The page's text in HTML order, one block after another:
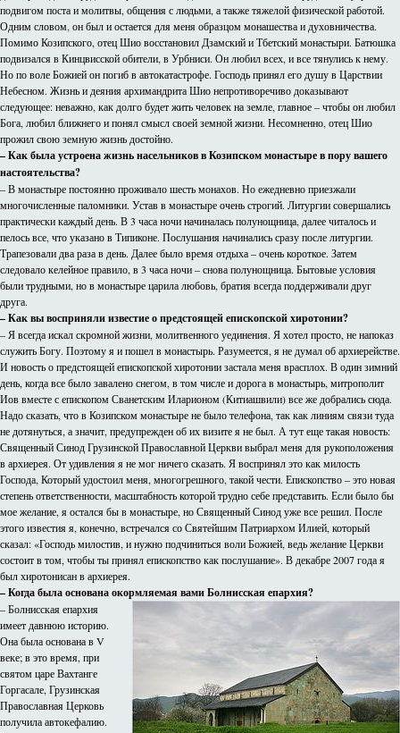
подвигом поста и молитвы, общения с людьми, а также тяжелой физической работой.
Одним словом, он был и остается для меня образцом монашества и духовничества.
Помимо Козипского, отец Шио восстановил Дзамский и Тбетский монастыри. Батюшка
подвизался в Кинцвисской обители, в Урбниси. Он любил всех, и все тянулись к нему.
Но по воле Божией он погиб в автокатастрофе. Господь принял его душу в Царствии
Небесном. Жизнь и деяния архимандрита Шио непротиворечиво доказывают
следующее: неважно, как долго будет жить человек на земле, главное – чтобы он любил
Бога, любил ближнего и понял смысл своей земной жизни. Несомненно, отец Шио
прожил свою земную жизнь достойно.
– Как была устроена жизнь насельников в Козипском монастыре в пору вашего
настоятельства?
– В монастыре постоянно проживало шесть монахов. Но ежедневно приезжали
многочисленные паломники. Устав в монастыре очень строгий. Литургии совершались
практически каждый день. В 3 часа ночи начиналась полунощница, далее читалось и
пелось все, что указано в Типиконе. Послушания начинались сразу после литургии.
Трапезовали два раза в день. Далее было время отдыха – очень короткое. Затем
следовало келейное правило, в 3 часа ночи – снова полунощница. Бытовые условия
были трудными, но в монастыре царила любовь, братия всегда поддерживали друг
друга.
– Как вы восприняли известие о предстоящей епископской хиротонии?
– Я всегда искал скромной жизни, молитвенного уединения. Я хотел просто, не напоказ
служить Богу. Поэтому я и пошел в монастырь. Разумеется, я не думал об архиерействе.
И новость о предстоящей епископской хиротонии застала меня врасплох. В один зимний
день, когда все было завалено снегом, в том числе и дорога в монастырь, митрополит
Иов вместе с епископом Сванетским Иларионом (Китиашвили) все же добрались сюда.
Надо сказать, что в Козипском монастыре не было телефона, так как линиям связи туда
не дотянуться, а значит, предупрежден об их визите я не был. А тут еще такая новость:
Священный Синод Грузинской Православной Церкви выбрал меня для рукоположения
в архиерея. От удивления я не мог ничего сказать. Я воспринял это как милость
Господа, Который удостоил меня, многогрешного, такой чести. Епископство – это новая
степень ответственности, масштабность которой трудно себе представить. Если было бы
мое желание, я остался бы в монастыре, но Священный Синод уже все решил. После
этого известия я, конечно, встречался со Святейшим Патриархом Илией, который
сказал: «Господь милостив, и нужно подчиниться воли Божией, ведь желание Церкви
состоит в том, чтобы ты принял епископство как послушание». В декабре 2007 года я
был хиротонисан в архиерея.
– Когда была основана окормляемая вами Болнисская епархия?
– Болнисская епархия
имеет давнюю историю.
Она была основана в V
веке; в это время, при
святом царе Вахтанге
Горгасале, Грузинская
Православная Церковь
получила автокефалию.